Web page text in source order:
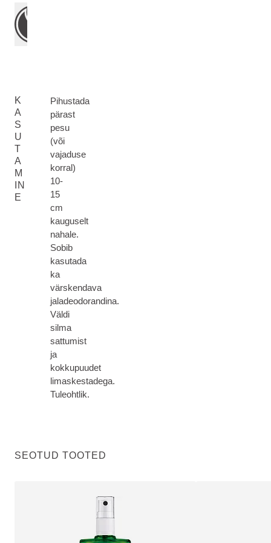
K
A
S
U
T
A
M
IN
E
Pihustada
pärast
pesu
(või
vajaduse
korral)
10-
15
cm
kauguselt
nahale.
Sobib
kasutada
ka
värskendava
jaladeodorandina.
Väldi
silma
sattumist
ja
kokkupuudet
limaskestadega.
Tuleohtlik.
SEOTUD TOOTED